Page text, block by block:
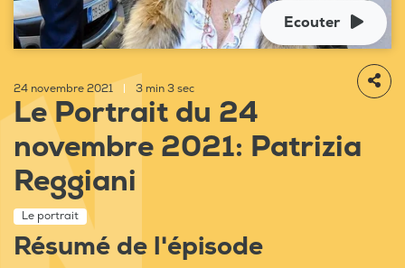
Ecouter
24 novembre 2021 3 min 3 sec
Le Portrait du 24
novembre 2021: Patrizia
Reggiani
Le portrait
Résumé de l'épisode